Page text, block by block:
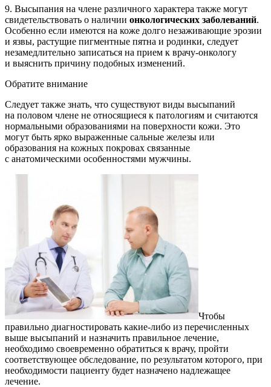
9. Высыпания на члене различного характера также могут
свидетельствовать о наличии онкологических заболеваний.
Особенно если имеются на коже долго незаживающие эрозии
и язвы, растущие пигментные пятна и родинки, следует
незамедлительно записаться на прием к врачу-онкологу
и выяснить причину подобных изменений.
Обратите внимание
Следует также знать, что существуют виды высыпаний
на половом члене не относящиеся к патологиям и считаются
нормальными образованиями на поверхности кожи. Это
могут быть ярко выраженные сальные железы или
образования на кожных покровах связанные
с анатомическими особенностями мужчины.
Чтобы
правильно диагностировать какие-либо из перечисленных
выше высыпаний и назначить правильное лечение,
необходимо своевременно обратиться к врачу, пройти
соответствующее обследование, по результатом которого, при
необходимости пациенту будет назначено надлежащее
лечение.